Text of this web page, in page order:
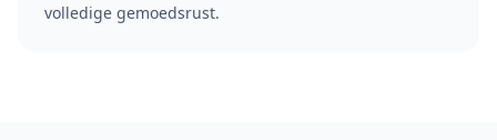
volledige gemoedsrust.